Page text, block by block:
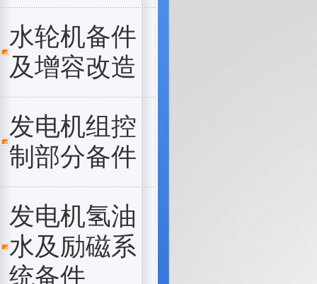
水轮机备件
及增容改造
发电机组控
制部分备件
发电机氢油
水及励磁系
统备件